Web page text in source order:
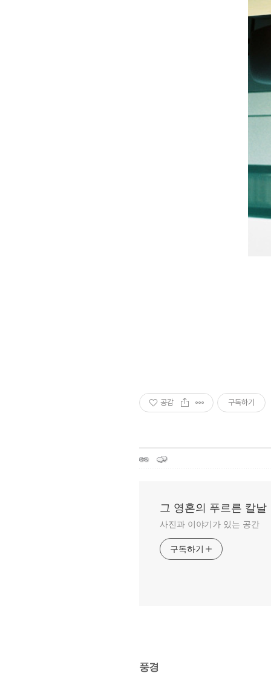
공감 구독하기
그 영혼의 푸르른 칼날
사진과 이야기가 있는 공간
구독하기
풍경